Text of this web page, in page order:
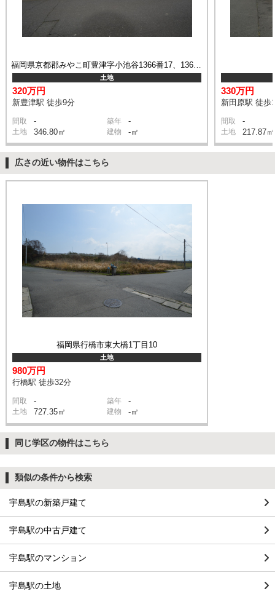
福岡県京都郡みやこ町豊津字小池谷1366番17、1365番2
土地
320万円
新豊津駅 徒歩9分
間取 - 築年 -
土地 346.80㎡ 建物 -㎡
330万円
新田原駅 徒歩
間取 -
土地 217.87㎡
広さの近い物件はこちら
福岡県行橋市東大橋1丁目10
土地
980万円
行橋駅 徒歩32分
間取 - 築年 -
土地 727.35㎡ 建物 -㎡
同じ学区の物件はこちら
類似の条件から検索
宇島駅の新築戸建て
宇島駅の中古戸建て
宇島駅のマンション
宇島駅の土地